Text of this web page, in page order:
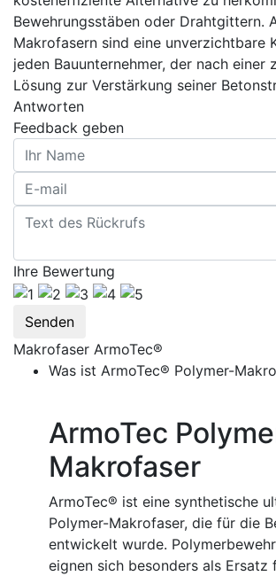
Bewehrungsstäben oder Drahtgittern.
Makrofasern sind eine unverzichtbare
jeden Bauunternehmer, der nach einer
Lösung zur Verstärkung seiner
Antworten
Feedback geben
Ihre Bewertung
Senden
Makrofaser ArmoTec®
Was ist ArmoTec® Polymer-
ArmoTec
Makrofaser
ArmoTec® ist eine synthetische
Polymer-Makrofaser, die für die
entwickelt wurde.
eignen sich besonders als Ersatz